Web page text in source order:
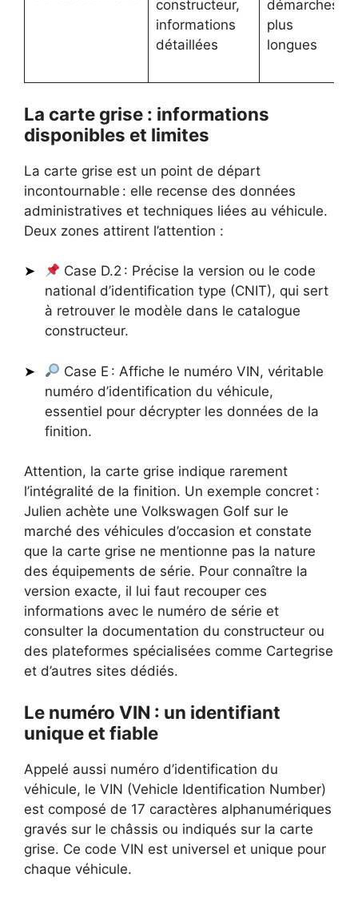
constructeur,
informations
détaillées
démarches
plus
longues
La carte grise : informations
disponibles et limites
La carte grise est un point de départ
incontournable : elle recense des données
administratives et techniques liées au véhicule.
Deux zones attirent l’attention :
Case D.2 : Précise la version ou le code
national d’identification type (CNIT), qui sert
à retrouver le modèle dans le catalogue
constructeur.
Case E : Affiche le numéro VIN, véritable
numéro d’identification du véhicule,
essentiel pour décrypter les données de la
finition.
Attention, la carte grise indique rarement
l’intégralité de la finition. Un exemple concret :
Julien achète une Volkswagen Golf sur le
marché des véhicules d’occasion et constate
que la carte grise ne mentionne pas la nature
des équipements de série. Pour connaître la
version exacte, il lui faut recouper ces
informations avec le numéro de série et
consulter la documentation du constructeur ou
des plateformes spécialisées comme Cartegrise
et d’autres sites dédiés.
Le numéro VIN : un identifiant
unique et fiable
Appelé aussi numéro d’identification du
véhicule, le VIN (Vehicle Identification Number)
est composé de 17 caractères alphanumériques
gravés sur le châssis ou indiqués sur la carte
grise. Ce code VIN est universel et unique pour
chaque véhicule.